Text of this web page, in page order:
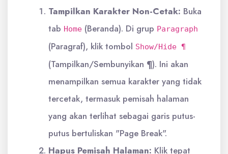
Tampilkan Karakter Non-Cetak: Buka
tab Home (Beranda). Di grup Paragraph
(Paragraf), klik tombol Show/Hide ¶
(Tampilkan/Sembunyikan ¶). Ini akan
menampilkan semua karakter yang tidak
tercetak, termasuk pemisah halaman
yang akan terlihat sebagai garis putus-
putus bertuliskan "Page Break".
Hapus Pemisah Halaman: Klik tepat